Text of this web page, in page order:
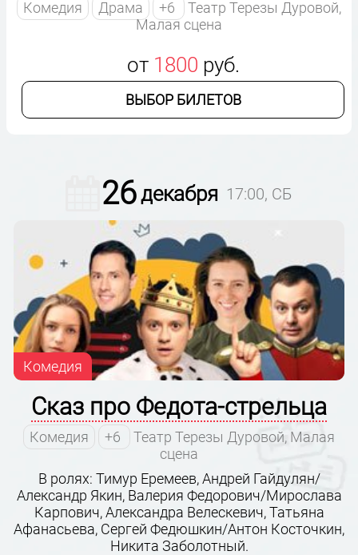
Комедия Драма +6
Театр Терезы Дуровой,
Малая сцена
от 1800 руб.
ВЫБОР БИЛЕТОВ
26декабря 17:00, СБ
Комедия
Сказ про Федота-стрельца
Комедия +6
Театр Терезы Дуровой, Малая
сцена
В ролях: Тимур Еремеев, Андрей Гайдулян/
Александр Якин, Валерия Федорович/Мирослава
Карпович, Александра Велескевич, Татьяна
Афанасьева, Сергей Федюшкин/Антон Косточкин,
Никита Заболотный.